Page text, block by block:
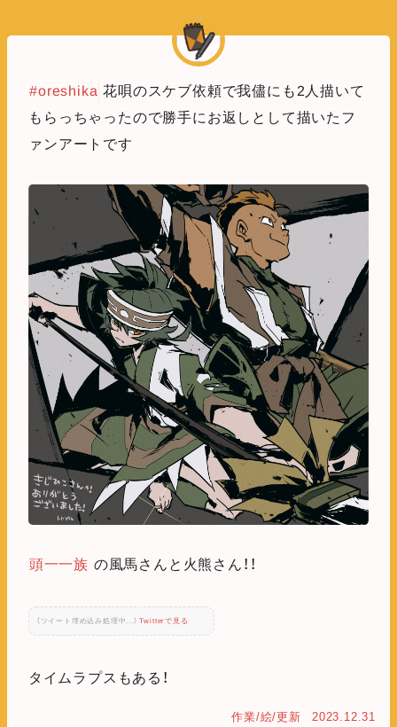
#oreshika 花唄のスケブ依頼で我儘にも2人描いて
もらっちゃったので勝手にお返しとして描いたフ
ァンアートです
頭一一族 の風馬さんと火熊さん！！
（ツイート埋め込み処理中...） Twitterで見る
タイムラプスもある！
作業/絵/更新 2023.12.31